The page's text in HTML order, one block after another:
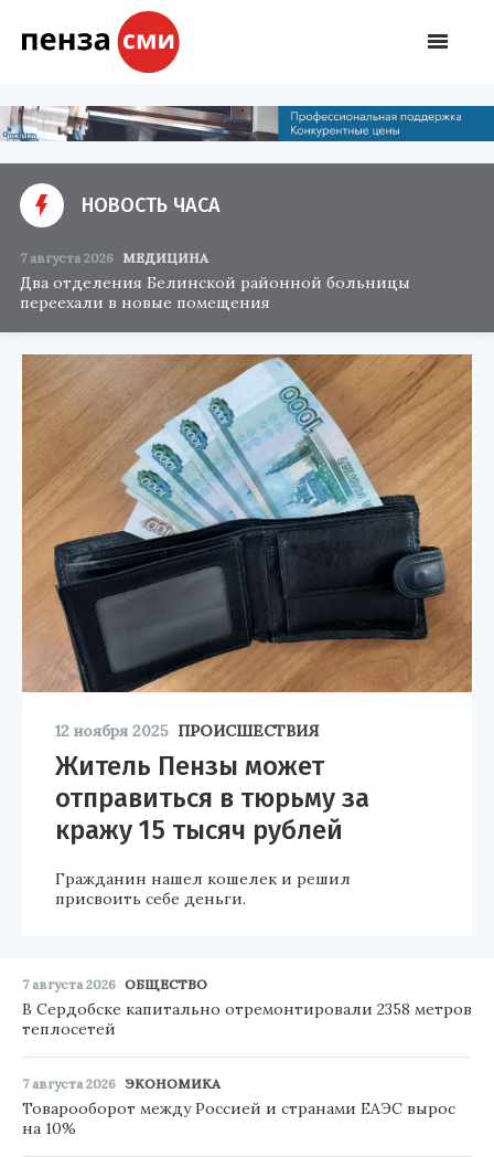
НОВОСТЬ ЧАСА
7 августа 2026 МЕДИЦИНА
Два отделения Белинской районной больницы
переехали в новые помещения
12 ноября 2025 ПРОИСШЕСТВИЯ
Житель Пензы может
отправиться в тюрьму за
кражу 15 тысяч рублей
Гражданин нашел кошелек и решил
присвоить себе деньги.
7 августа 2026 ОБЩЕСТВО
В Сердобске капитально отремонтировали 2358 метров
теплосетей
7 августа 2026 ЭКОНОМИКА
Товарооборот между Россией и странами ЕАЭС вырос
на 10%